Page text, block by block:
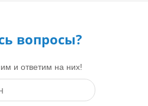
вопросы?
и ответим на них!